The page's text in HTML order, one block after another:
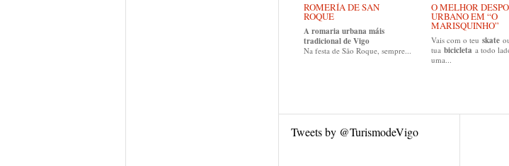
ROMERÍA DE SAN
ROQUE
A romaria urbana máis
tradicional de Vigo
Na festa de São Roque, sempre...
O MELHOR
URBANO EM “O
MARISQUINHO”
Vais com o teu skate
tua bicicleta a todo
uma...
Tweets by @TurismodeVigo